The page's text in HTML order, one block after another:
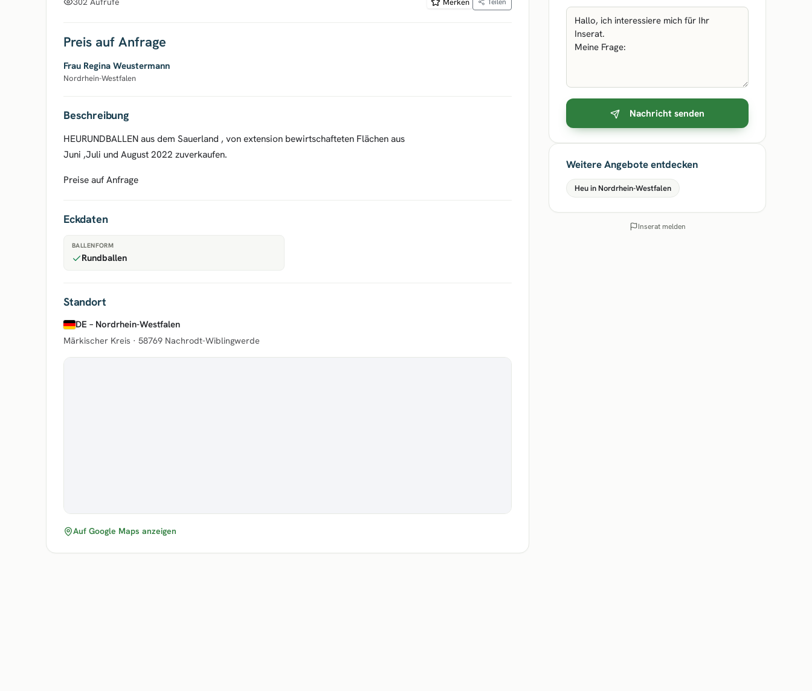
Preis auf Anfrage
Frau Regina Weustermann
Nordrhein-Westfalen
Beschreibung
HEURUNDBALLEN aus dem Sauerland , von extension bewirtschafteten Flächen aus
Juni ,Juli und August 2022 zuverkaufen.
Preise auf Anfrage
Eckdaten
BALLENFORM
Rundballen
Standort
DE – Nordrhein-Westfalen
Märkischer Kreis · 58769 Nachrodt-Wiblingwerde
Auf Google Maps anzeigen
Nachricht senden
Weitere Angebote entdecken
Heu in Nordrhein-Westfalen
Inserat melden